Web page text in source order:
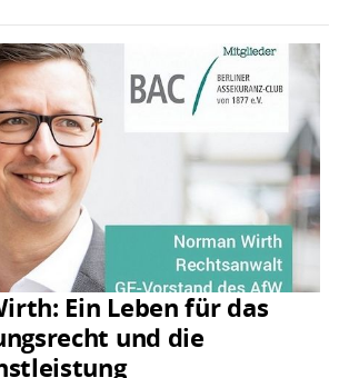
Ein Leben für das
und die